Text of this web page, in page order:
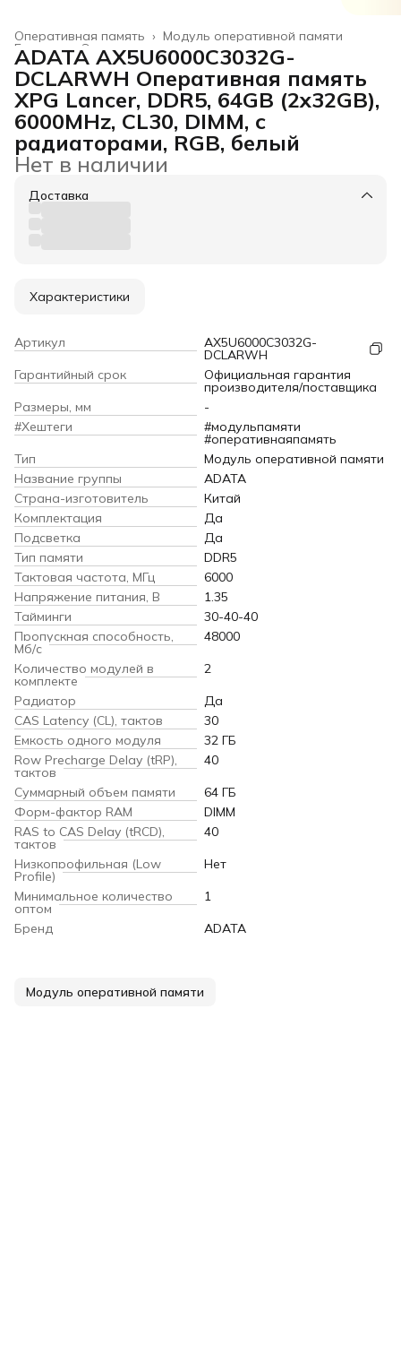
Модуль оперативной памяти
Оперативная память ›
Электроника ›
Главная ›
ADATA AX5U6000C3032G-
DCLARWH Оперативная память
XPG Lancer, DDR5, 64GB (2x32GB),
6000MHz, CL30, DIMM, с
радиаторами, RGB, белый
Нет в наличии
Доставка
Характеристики
Артикул AX5U6000C3032G-
DCLARWH
Гарантийный срок
Официальная гарантия
производителя/поставщика
Размеры, мм
-
#Хештеги
#модульпамяти
#оперативнаяпамять
Тип
Модуль оперативной памяти
Название группы
ADATA
Страна-изготовитель
Китай
Комплектация
Да
Подсветка
Да
Тип памяти
DDR5
Тактовая частота, МГц
6000
Напряжение питания, В
1.35
Тайминги
30-40-40
Пропускная способность,
Мб/с
48000
Количество модулей в
комплекте
2
Радиатор
Да
CAS Latency (CL), тактов
30
Емкость одного модуля
32 ГБ
Row Precharge Delay (tRP),
тактов
40
Суммарный объем памяти
64 ГБ
Форм-фактор RAM
DIMM
RAS to CAS Delay (tRCD),
тактов
40
Низкопрофильная (Low
Profile)
Нет
Минимальное количество
оптом
1
Бренд
ADATA
Модуль оперативной памяти